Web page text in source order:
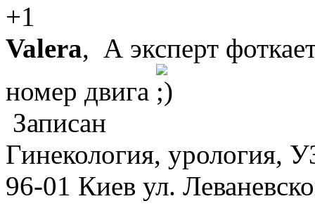
+1
Valera, А эксперт
номер двига
Записан
Гинекология, урология,
96-01 Киев ул.